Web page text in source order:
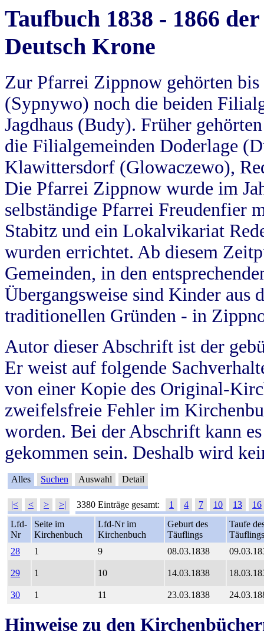
Taufbuch 1838 - 1866
Deutsch Krone
Zur Pfarrei Zippnow gehörten
(Sypnywo) noch die beiden
Jagdhaus (Budy). Früher
die Filialgemeinden Doderlage
Klawittersdorf (Glowaczewo),
Die Pfarrei Zippnow wurde im
selbständige Pfarrei Freudenfier
Stabitz und ein Lokalvikariat
wurden errichtet. Ab diesem
Gemeinden, in den
Übergangsweise sind Kinder aus
traditionellen Gründen - in
Autor dieser Abschrift ist der
Er weist auf folgende
von einer Kopie des Original-
zweifelsfreie Fehler im
worden. Bei der Abschrift kann
gekommen sein. Deshalb wird
Alles Suchen Auswahl Detail
|< < > >| 3380 Einträge gesamt: 1 4 7 10 13
16
Lfd-
Nr
Seite im
Kirchenbuch
Lfd-Nr im
Kirchenbuch
Geburt des
Täuflings
Taufe
Täuflings
28
1 9 08.03.1838
29 1 10 14.03.1838
30 1 11 23.03.1838
Hinweise zu den